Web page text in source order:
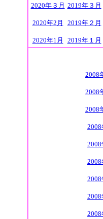
2020年３月
2020年2月
2020年1月
2019年３月
2019年２月
2019年１月
2008
2008
2008
2008
2008
2008
2008
2008
2008